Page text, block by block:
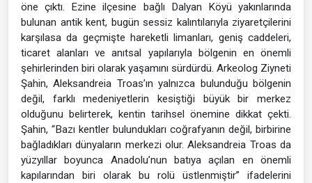
öne çıktı. Ezine ilçesine bağlı Dalyan Köyü yakınlarında
bulunan antik kent, bugün sessiz kalıntılarıyla ziyaretçilerini
karşılasa da geçmişte hareketli limanları, geniş caddeleri,
ticaret alanları ve anıtsal yapılarıyla bölgenin en önemli
şehirlerinden biri olarak yaşamını sürdürdü. Arkeolog Ziyneti
Şahin, Aleksandreia Troas’ın yalnızca bulunduğu bölgenin
değil, farklı medeniyetlerin kesiştiği büyük bir merkez
olduğunu belirterek, kentin tarihsel önemine dikkat çekti.
Şahin, “Bazı kentler bulundukları coğrafyanın değil, birbirine
bağladıkları dünyaların merkezi olur. Aleksandreia Troas da
yüzyıllar boyunca Anadolu’nun batıya açılan en önemli
kapılarından biri olarak bu rolü üstlenmiştir” ifadelerini